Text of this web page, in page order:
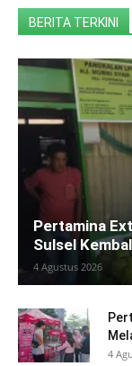
BERITA TERKINI
Pertamina
Sulsel
4 Agustus 2026
4